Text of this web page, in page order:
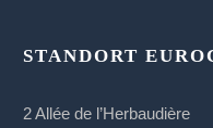
STANDORT
2 Allée de l’Herbaudière